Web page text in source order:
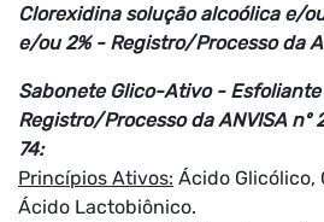
Clorexidina solução alcoólica e/
e/ou 2% - Registro/Processo da
Sabonete Glico-Ativo - Esfoliante
Registro/Processo da ANVISA
74:
Princípios Ativos: Ácido Glicólico,
Ácido Lactobiônico.